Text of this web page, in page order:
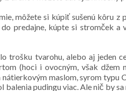
môžete si kúpiť sušenú kôru
predajne, kúpte si stromček
trošku tvarohu, alebo aj jeden
(hoci i ovocným, však džem
nátierkovým maslom, syrom
balenia pudingu viac. Ale nič by